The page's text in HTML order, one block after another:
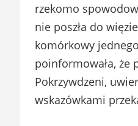
rzekomo
nie poszła do
komórkowy
poinformowała, że
Pokrzywdzeni,
wskazówkami